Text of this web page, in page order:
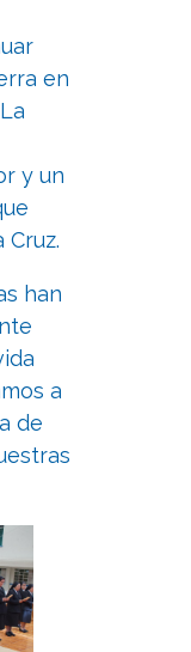
en
y un
han
a
de